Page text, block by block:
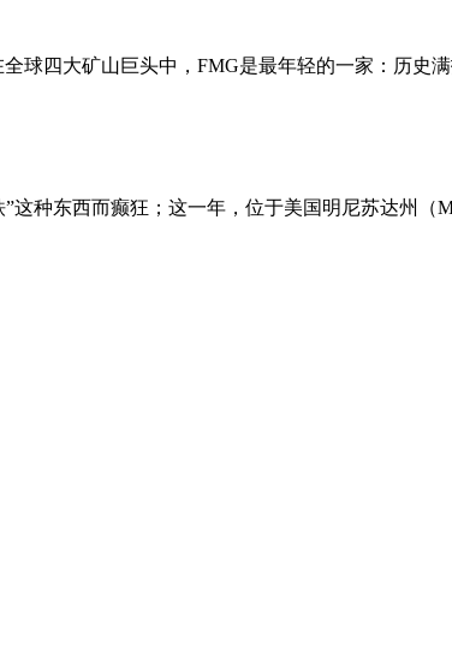
球四大矿山巨头中，FMG是最年轻的一家：历史满
种东西而癫狂；这一年，位于美国明尼苏达州（